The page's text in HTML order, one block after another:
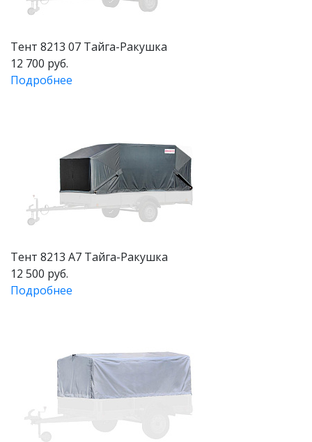
Тент 8213 07 Тайга-Ракушка
12 700 руб.
Подробнее
Тент 8213 А7 Тайга-Ракушка
12 500 руб.
Подробнее